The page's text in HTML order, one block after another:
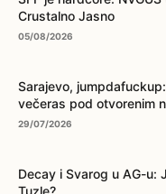
Crustalno Jasno
05/08/2026
Sarajevo,
večeras pod otvorenim
29/07/2026
Decay i Svarog u AG-u:
Tuzle?